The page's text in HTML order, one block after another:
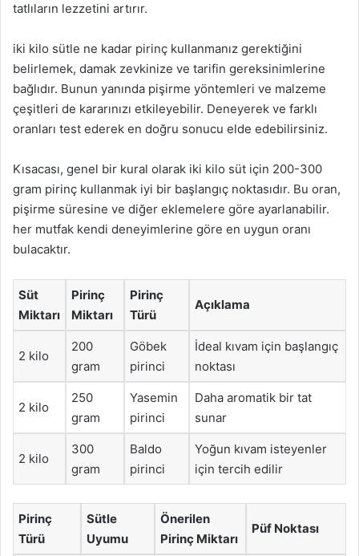
tatlıların lezzetini artırır.
iki kilo sütle ne kadar pirinç kullanmanız gerektiğini
belirlemek, damak zevkinize ve tarifin gereksinimlerine
bağlıdır. Bunun yanında pişirme yöntemleri ve malzeme
çeşitleri de kararınızı etkileyebilir. Deneyerek ve farklı
oranları test ederek en doğru sonucu elde edebilirsiniz.
Kısacası, genel bir kural olarak iki kilo süt için 200-300
gram pirinç kullanmak iyi bir başlangıç noktasıdır. Bu oran,
pişirme süresine ve diğer eklemelere göre ayarlanabilir.
her mutfak kendi deneyimlerine göre en uygun oranı
bulacaktır.
Süt
Miktarı
Pirinç
Miktarı
Pirinç
Türü
Açıklama
2 kilo
200
gram
Göbek
pirinci
İdeal kıvam için başlangıç
noktası
2 kilo
250
gram
Yasemin
pirinci
Daha aromatik bir tat
sunar
2 kilo
300
gram
Baldo
pirinci
Yoğun kıvam isteyenler
için tercih edilir
Pirinç
Türü
Sütle
Uyumu
Önerilen
Pirinç Miktarı
Püf Noktası